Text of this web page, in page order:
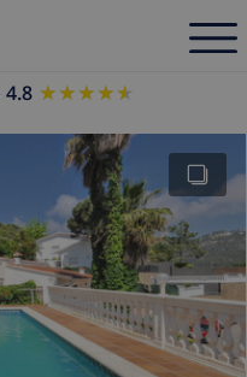
4.8 ★★★★★
★★★★★